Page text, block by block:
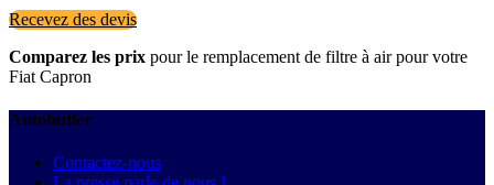
Recevez des devis
Comparez les prix pour le remplacement de filtre à air pour votre
Fiat Capron
Autobutler
Contactez-nous